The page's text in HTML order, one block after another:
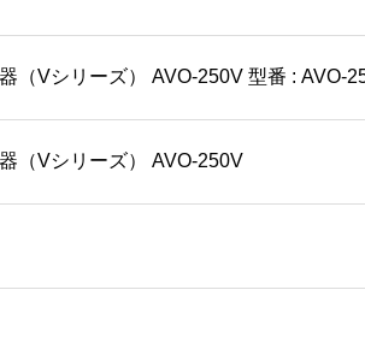
（Vシリーズ） AVO-250V 型番 : AVO-
（Vシリーズ） AVO-250V